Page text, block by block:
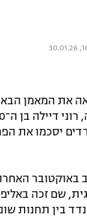
את המאמן הבא
יסכמו את
שם זכה
בין תחנות